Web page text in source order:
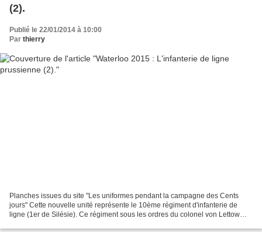
(2).
Publié le 22/01/2014 à 10:00
Par thierry
Planches issues du site "Les uniformes pendant la campagne des Cents
jours" Cette nouvelle unité représente le 10ème régiment d'infanterie de
ligne (1er de Silésie). Ce régiment sous les ordres du colonel von Lettow